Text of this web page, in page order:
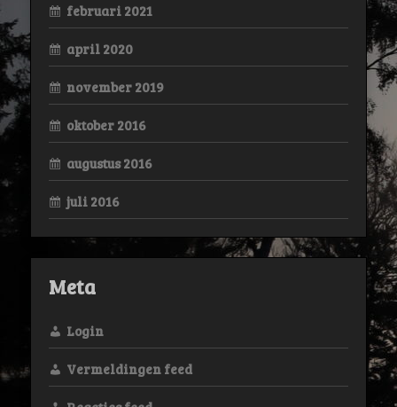
februari 2021
april 2020
november 2019
oktober 2016
augustus 2016
juli 2016
Meta
Login
Vermeldingen feed